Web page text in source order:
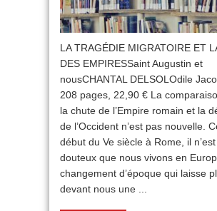
LA TRAGÉDIE MIGRATOIRE ET
DES EMPIRESSaint Augustin et
nousCHANTAL DELSOLOdile
208 pages, 22,90 € La
la chute de l’Empire romain et la
de l’Occident n’est pas nouvelle.
début du Ve siècle à Rome, il
douteux que nous vivons en
changement d’époque qui laisse
devant nous une ...